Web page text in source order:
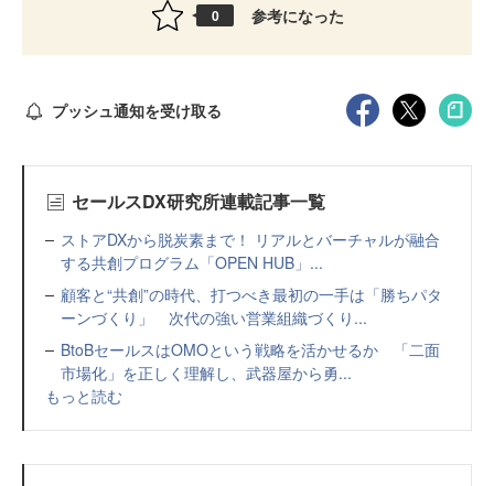
0 参考になった
プッシュ通知を受け取る
セールスDX研究所連載記事一覧
ストアDXから脱炭素まで！ リアルとバーチャルが融合
する共創プログラム「OPEN HUB」...
顧客と“共創”の時代、打つべき最初の一手は「勝ちパタ
ーンづくり」 次代の強い営業組織づくり...
BtoBセールスはOMOという戦略を活かせるか 「二面
市場化」を正しく理解し、武器屋から勇...
もっと読む